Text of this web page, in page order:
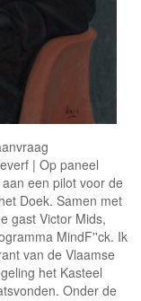
| Op paneel
een pilot voor de
Doek. Samen met
gast Victor Mids,
MindF''ck. Ik
van de Vlaamse
het Kasteel
Onder de